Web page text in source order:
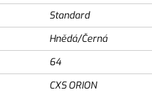
Standard
Hnědá/Černá
64
CXS ORION